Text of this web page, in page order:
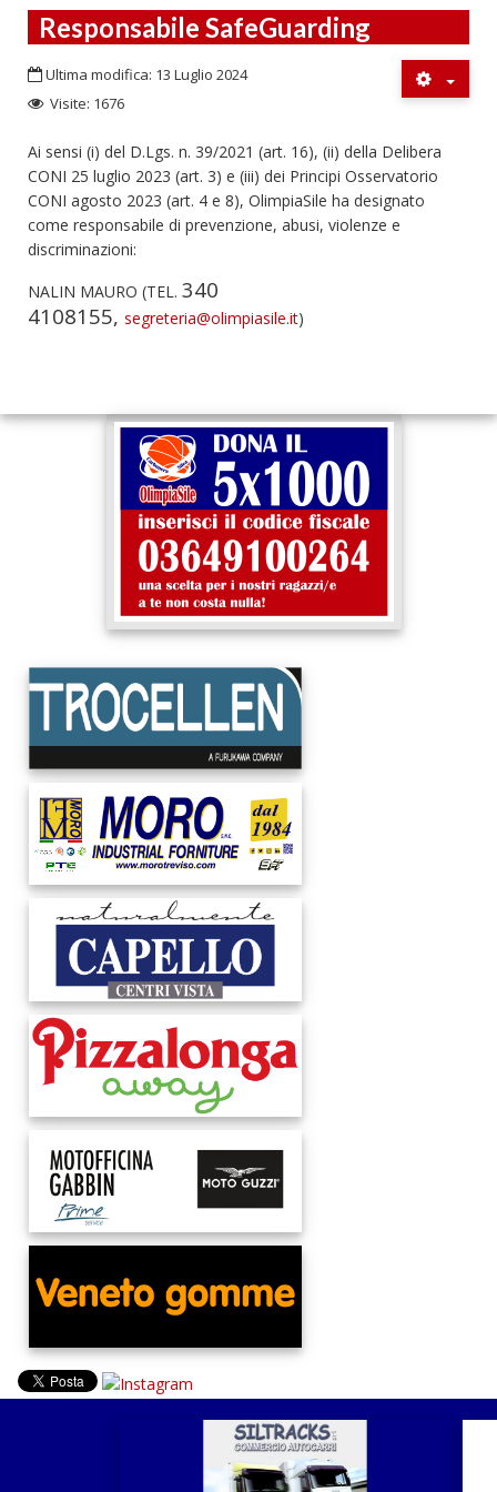
Responsabile SafeGuarding
Ultima modifica: 13 Luglio 2024
Visite: 1676
Ai sensi (i) del D.Lgs. n. 39/2021 (art. 16), (ii) della Delibera
CONI 25 luglio 2023 (art. 3) e (iii) dei Principi Osservatorio
CONI agosto 2023 (art. 4 e 8), OlimpiaSile ha designato
come responsabile di prevenzione, abusi, violenze e
discriminazioni:
NALIN MAURO (TEL. 340
4108155, segreteria@olimpiasile.it)